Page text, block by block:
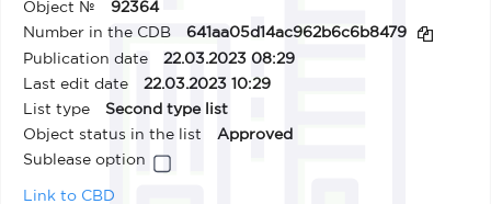
Object №
92364
Number in the CDB
641aa05d14ac962b6c6b8479
Publication date
22.03.2023 08:29
Last edit date
22.03.2023 10:29
List type
Second type list
Object status in the list
Approved
Sublease option
Link to CBD